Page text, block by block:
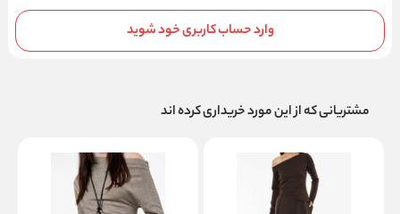
وارد حساب کاربری خود شوید
مشتریانی که از این مورد خریداری کرده اند